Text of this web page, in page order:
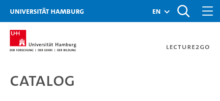
Zu den Filtern
Zur Metanavigation
Zur Hauptnavigation
Zur Suche
Zum Inhalt
Zum Seitenfuss
Universität Hamburg en
Lecture2Go
Catalog
Catalog